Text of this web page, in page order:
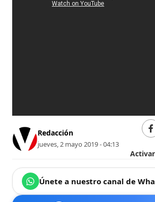
Redacción
jueves, 2 mayo 2019 - 04:13
Únete a nuestro canal de